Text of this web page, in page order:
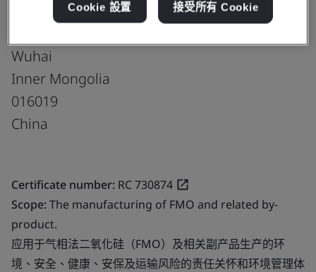
Lianxin Road
Wuhai
Inner Mongolia
016019
China
Certificate number: RC 730874
Scope:The manufacturing of FMO and related by-
product.
应用于气相法二氧化硅（FMO）及相关副产品生产的环
境、安全、健康、安保及运输风险的责任关怀和环境管理体
Cookie 設置 接受所有 Cookie